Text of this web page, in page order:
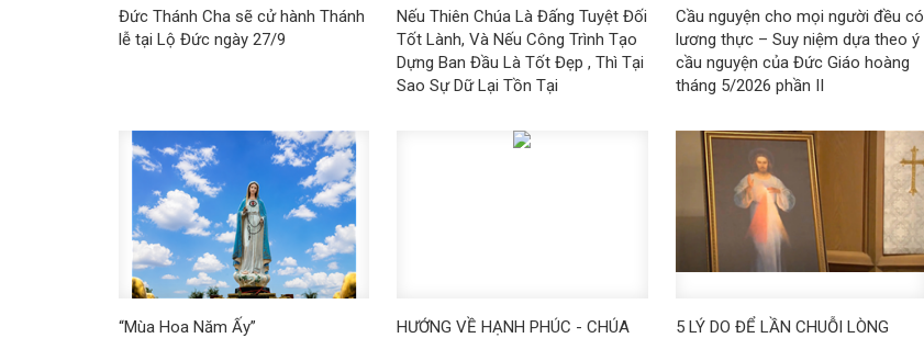
Đức Thánh Cha sẽ cử hành Thánh
lễ tại Lộ Đức ngày 27/9
Nếu Thiên Chúa Là Đấng Tuyệt Đối
Tốt Lành, Và Nếu Công Trình Tạo
Dựng Ban Đầu Là Tốt Đẹp , Thì Tại
Sao Sự Dữ Lại Tồn Tại
Cầu nguyện cho mọi người đều có
lương thực – Suy niệm dựa theo ý
cầu nguyện của Đức Giáo hoàng
tháng 5/2026 phần II
“Mùa Hoa Năm Ấy”
HƯỚNG VỀ HẠNH PHÚC - CHÚA
5 LÝ DO ĐỂ LẦN CHUỖI LÒNG